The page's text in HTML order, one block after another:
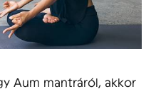
Aum mantráról, akkor